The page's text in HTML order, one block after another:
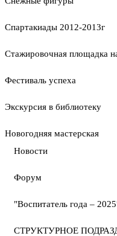
Спартакиады 2012-2013г
Стажировочная площадка
Фестиваль успеха
Экскурсия в библиотеку
Новогодняя мастерская
Новости
Форум
"Воспитатель года –
СТРУКТУРНОЕ